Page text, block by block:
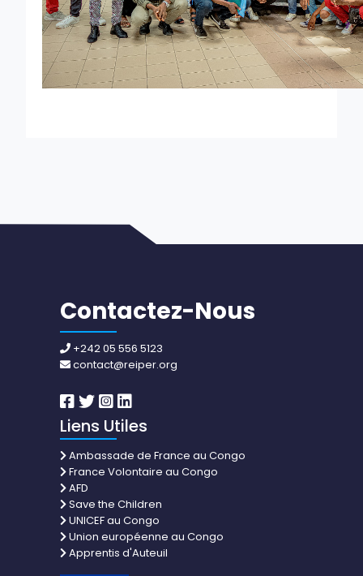
Contactez-Nous
+242 05 556 5123
contact@reiper.org
Liens Utiles
Ambassade de France au Congo
France Volontaire au Congo
AFD
Save the Children
UNICEF au Congo
Union européenne au Congo
Apprentis d'Auteuil